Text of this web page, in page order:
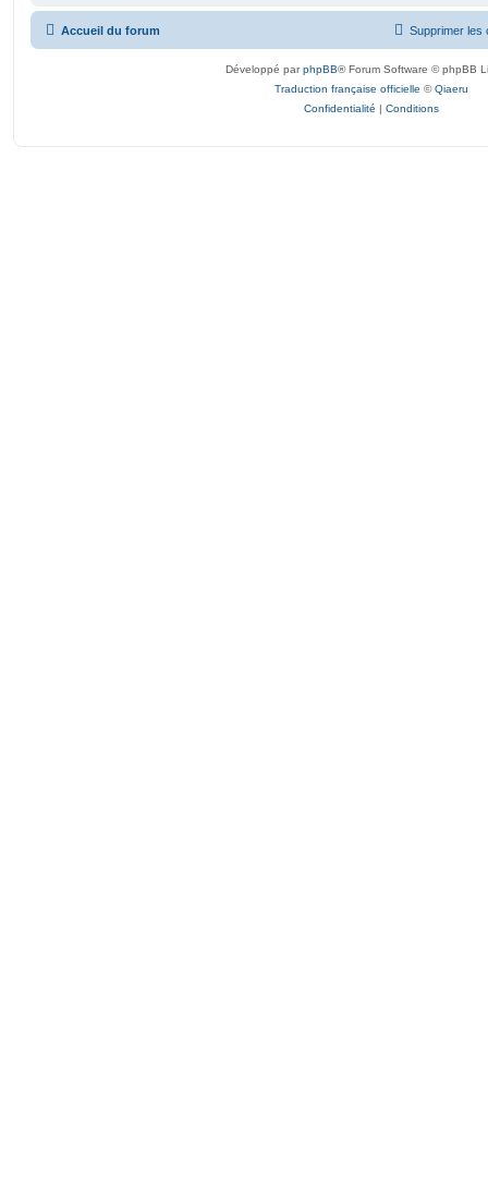
Accueil du forum Supprimer les
Développé parphpBB® Forum Software © phpBB
Traduction française officielle ©Qiaeru
Confidentialité | Conditions